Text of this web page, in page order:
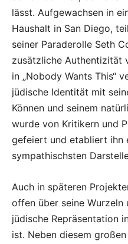
lässt. Aufgewachsen in
Haushalt in San Diego,
seiner Paraderolle Seth
zusätzliche Authentizität
in „Nobody Wants This“
jüdische Identität mit
Können und seinem
wurde von Kritikern und
gefeiert und etabliert ihn
sympathischsten
Auch in späteren
offen über seine
jüdische Repräsentation
ist. Neben diesem